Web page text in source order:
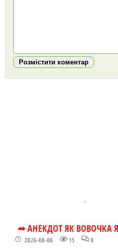
Розмістити коментар
➦ АНЕКДОТ ЯК ВОВОЧКА
2026-08-06 15 0